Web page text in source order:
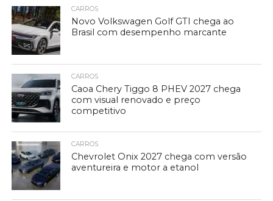
CARROS
Novo Volkswagen Golf GTI chega ao
Brasil com desempenho marcante
CARROS
Caoa Chery Tiggo 8 PHEV 2027 chega
com visual renovado e preço
competitivo
CARROS
Chevrolet Onix 2027 chega com versão
aventureira e motor a etanol